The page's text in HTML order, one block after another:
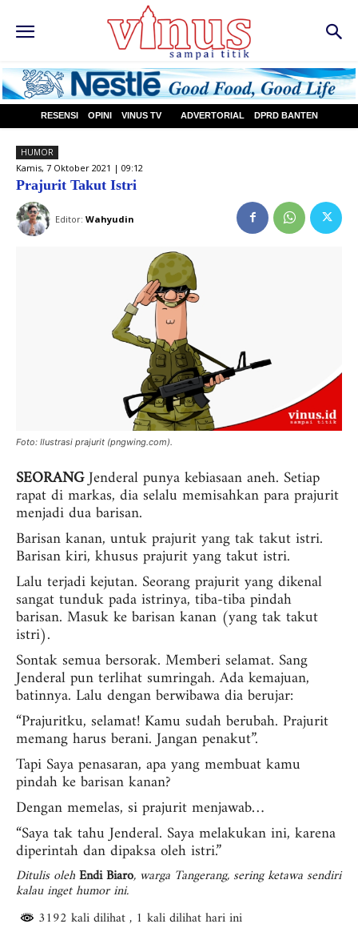
RESENSI OPINI VINUS TV ADVERTORIAL DPRD BANTEN
HUMOR
Kamis, 7 Oktober 2021 | 09:12
Prajurit Takut Istri
Editor: Wahyudin
Foto: Ilustrasi prajurit (pngwing.com).
SEORANGJenderal punya kebiasaan aneh. Setiap
rapat di markas, dia selalu memisahkan para prajurit
menjadi dua barisan.
Barisan kanan, untuk prajurit yang tak takut istri.
Barisan kiri, khusus prajurit yang takut istri.
Lalu terjadi kejutan. Seorang prajurit yang dikenal
sangat tunduk pada istrinya, tiba-tiba pindah
barisan. Masuk ke barisan kanan (yang tak takut
istri).
Sontak semua bersorak. Memberi selamat. Sang
Jenderal pun terlihat sumringah. Ada kemajuan,
batinnya. Lalu dengan berwibawa dia berujar:
“Prajuritku, selamat! Kamu sudah berubah. Prajurit
memang harus berani. Jangan penakut”.
Tapi Saya penasaran, apa yang membuat kamu
pindah ke barisan kanan?
Dengan memelas, si prajurit menjawab…
“Saya tak tahu Jenderal. Saya melakukan ini, karena
diperintah dan dipaksa oleh istri.”
Ditulis olehEndi Biaro, warga Tangerang, sering ketawa sendiri
kalau inget humor ini.
3192 kali dilihat, 1 kali dilihat hari ini